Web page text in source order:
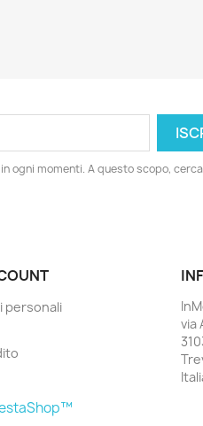
ogni momenti. A questo scopo,
personali
via